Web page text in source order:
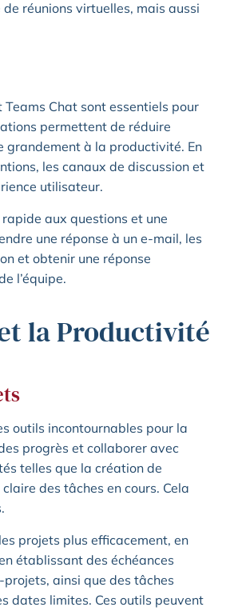
réunions virtuelles, mais aussi
Chat sont essentiels pour
permettent de réduire
grandement à la productivité. En
les canaux de discussion et
utilisateur.
aux questions et une
une réponse à un e-mail, les
et obtenir une réponse
l’équipe.
la Productivité
outils incontournables pour la
progrès et collaborer avec
telles que la création de
des tâches en cours. Cela
projets plus efficacement, en
établissant des échéances
ainsi que des tâches
dates limites. Ces outils peuvent